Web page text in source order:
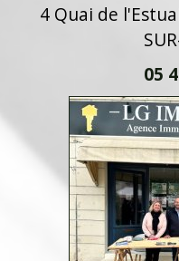
4 Quai de
05